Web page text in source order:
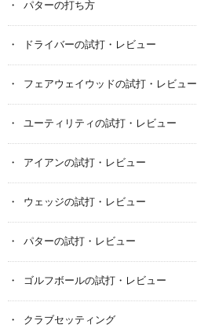
パターの打ち方
ドライバーの試打・レビュー
フェアウェイウッドの試打・レビュー
ユーティリティの試打・レビュー
アイアンの試打・レビュー
ウェッジの試打・レビュー
パターの試打・レビュー
ゴルフボールの試打・レビュー
クラブセッティング